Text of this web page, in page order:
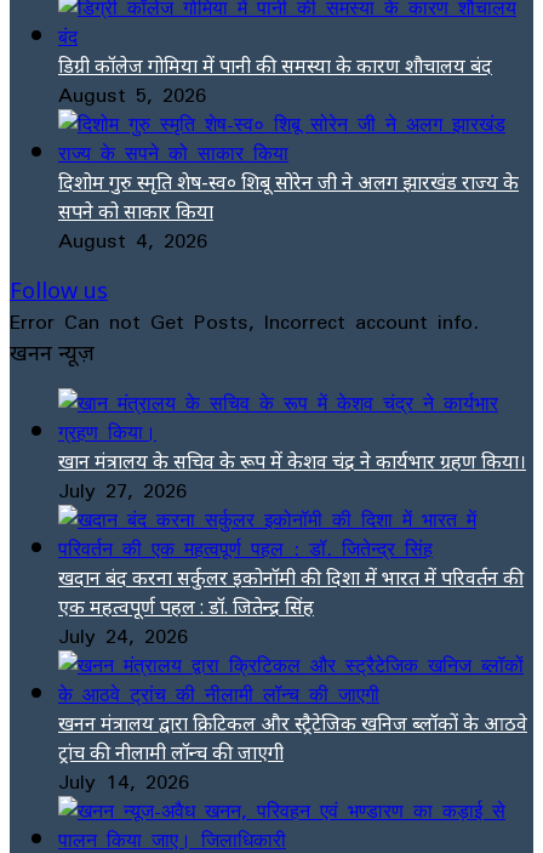
डिग्री कॉलेज गोमिया में पानी की समस्या के कारण शौचालय बंद
August 5, 2026
दिशोम गुरु स्मृति शेष-स्व० शिबू सोरेन जी ने अलग झारखंड राज्य के
सपने को साकार किया
August 4, 2026
Follow us
Error Can not Get Posts, Incorrect account info.
खनन न्यूज़
खान मंत्रालय के सचिव के रूप में केशव चंद्र ने कार्यभार ग्रहण किया।
July 27, 2026
खदान बंद करना सर्कुलर इकोनॉमी की दिशा में भारत में परिवर्तन की
एक महत्वपूर्ण पहल : डॉ. जितेन्द्र सिंह
July 24, 2026
खनन मंत्रालय द्वारा क्रिटिकल और स्ट्रैटेजिक खनिज ब्लॉकों के आठवे
ट्रांच की नीलामी लॉन्च की जाएगी
July 14, 2026